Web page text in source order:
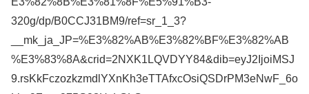
320g/dp/B0CCJ31BM9/ref=sr_1_3?
__mk_ja_JP=%E3%82%AB%E3%82%BF%E3%82%AB
%E3%83%8A&crid=2NXK1LQVDYY84&dib=eyJ2IjoiMSJ
9.rsKkFczozkzmdlYXnKh3eTTAfxcOsiQSDrPM3eNwF_6o